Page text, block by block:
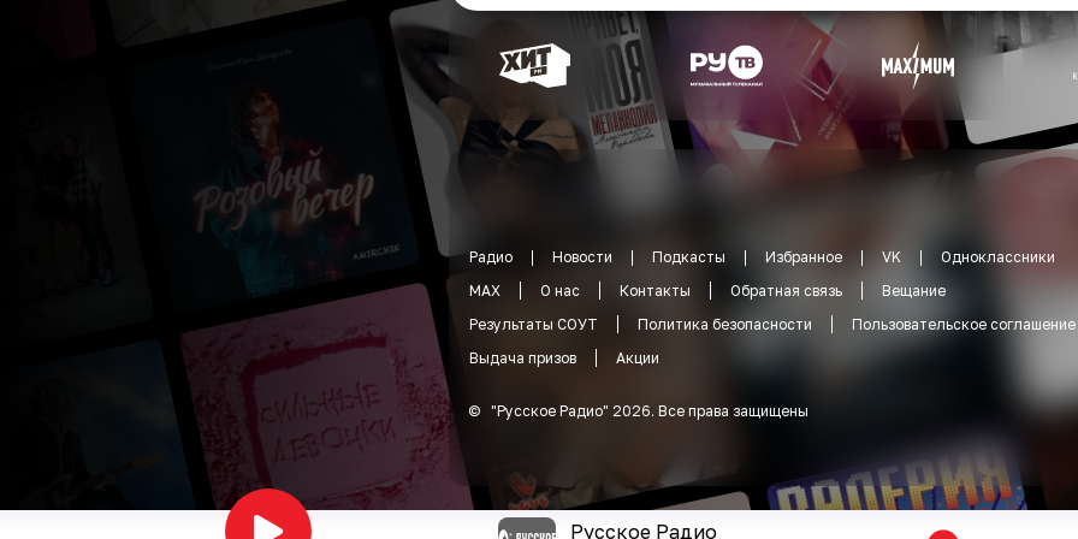
Радио Новости Подкасты Избранное VK
Одноклассники
MAX
О нас Контакты Обратная связь
Вещание
Результаты СОУТ
Политика безопасности
Пользовательское соглашение
Выдача призов
Акции
© "Русское Радио" 2026. Все права защищены
Русское Радио